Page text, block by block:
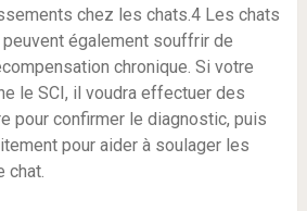
chez les chats.4 Les chats
également souffrir de
chronique. Si votre
le SCI, il voudra effectuer des
pour confirmer le diagnostic, puis
pour aider à soulager les
chat.